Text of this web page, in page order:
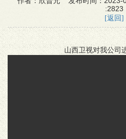
:2823
[返回]
山西卫视对我公司